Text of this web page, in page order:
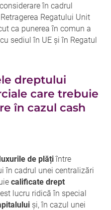
în cadrul
Retragerea Regatului Unit
ca punerea în comun a
sediul în UE și în Regatul
dreptului
care trebuie
în cazul cash
de plățiîntre
în cadrul unei centralizări
calificate drept
lucru ridică în special
și, în cazul unei